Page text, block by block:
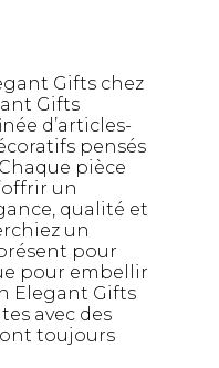
Gifts chez
Gifts
d’articles-
pensés
pièce
un
qualité et
un
pour
pour embellir
Elegant Gifts
avec des
toujours